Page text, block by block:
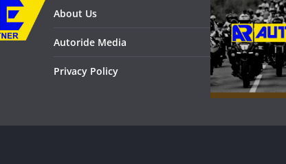
About Us
Autoride Media
Privacy Policy